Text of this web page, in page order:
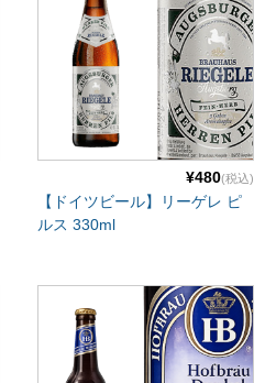
¥480(税込)
【ドイツビール】リーゲレ ピ
ルス 330ml